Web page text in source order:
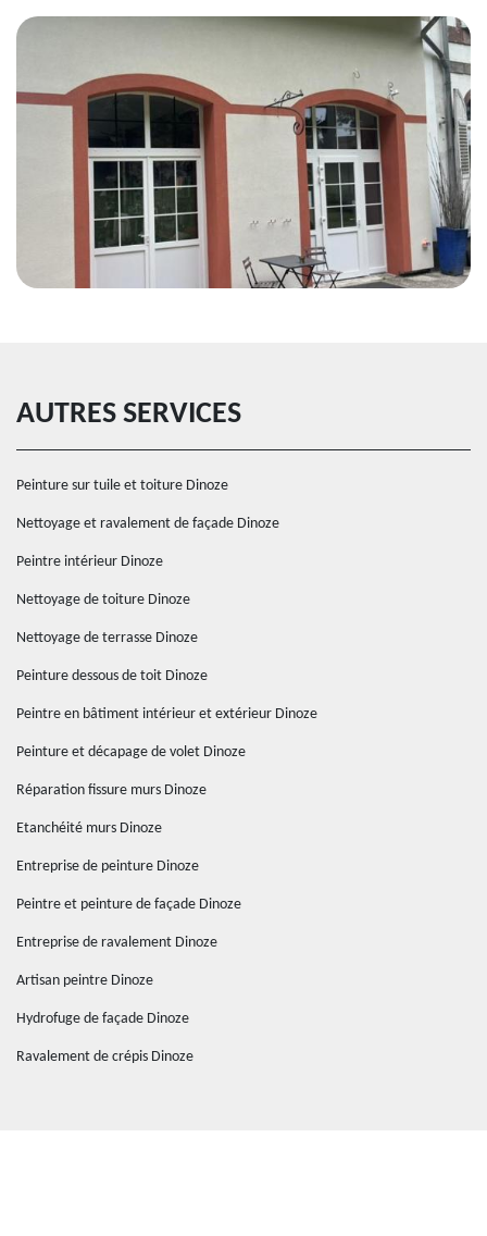
AUTRES SERVICES
Peinture sur tuile et toiture Dinoze
Nettoyage et ravalement de façade Dinoze
Peintre intérieur Dinoze
Nettoyage de toiture Dinoze
Nettoyage de terrasse Dinoze
Peinture dessous de toit Dinoze
Peintre en bâtiment intérieur et extérieur Dinoze
Peinture et décapage de volet Dinoze
Réparation fissure murs Dinoze
Etanchéité murs Dinoze
Entreprise de peinture Dinoze
Peintre et peinture de façade Dinoze
Entreprise de ravalement Dinoze
Artisan peintre Dinoze
Hydrofuge de façade Dinoze
Ravalement de crépis Dinoze